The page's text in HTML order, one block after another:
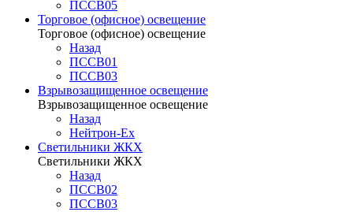
ПССВ05
Торговое (офисное) освещение
Торговое (офисное) освещение
Назад
ПССВ01
ПССВ03
Взрывозащищенное освещение
Взрывозащищенное освещение
Назад
Нейтрон-Ex
Светильники ЖКХ
Светильники ЖКХ
Назад
ПССВ02
ПССВ03